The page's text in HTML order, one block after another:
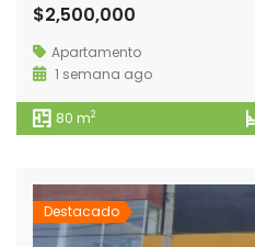
$2,500,000
Apartamento
1 semana ago
80 m2
Destacado